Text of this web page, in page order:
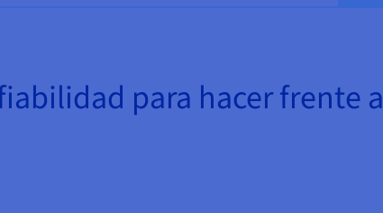
para hacer frente